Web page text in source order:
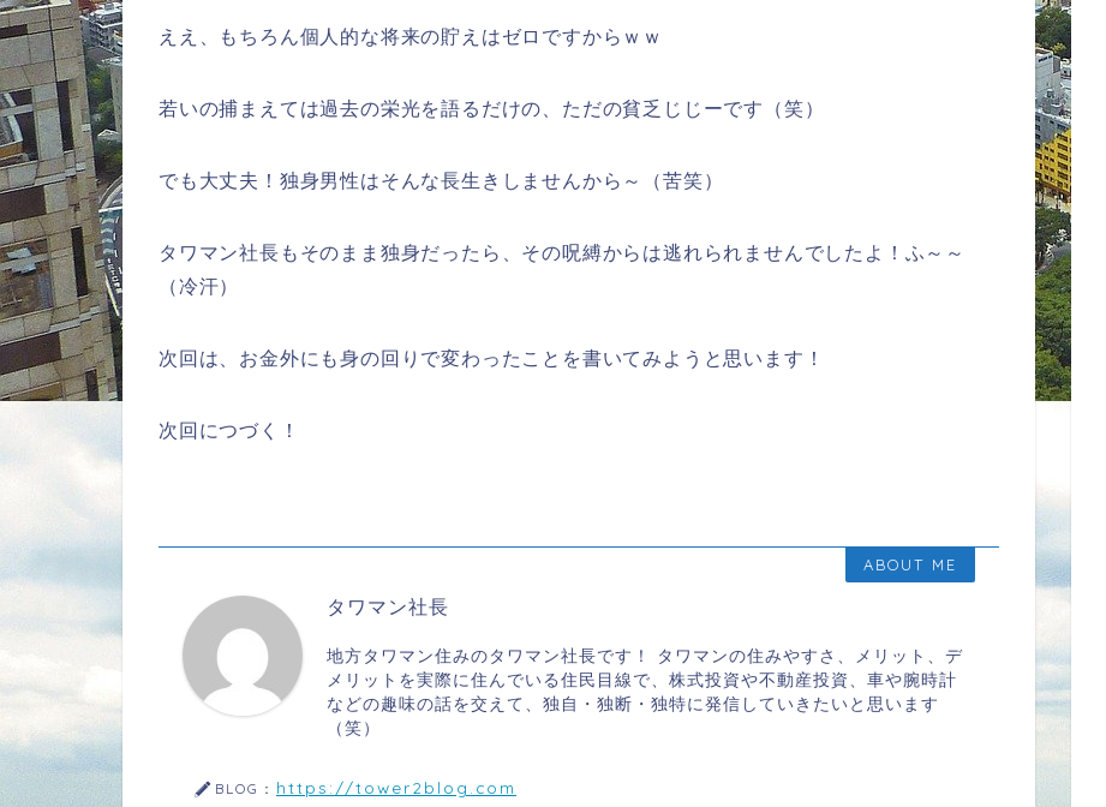
ええ、もちろん個人的な将来の貯えはゼロですからｗｗ
若いの捕まえては過去の栄光を語るだけの、ただの貧乏じじーです（笑）
でも大丈夫！独身男性はそんな長生きしませんから～（苦笑）
タワマン社長もそのまま独身だったら、その呪縛からは逃れられませんでしたよ！ふ～～
（冷汗）
次回は、お金外にも身の回りで変わったことを書いてみようと思います！
次回につづく！
ABOUT ME
タワマン社長
地方タワマン住みのタワマン社長です！ タワマンの住みやすさ、メリット、デ
メリットを実際に住んでいる住民目線で、株式投資や不動産投資、車や腕時計
などの趣味の話を交えて、独自・独断・独特に発信していきたいと思います
（笑）
BLOG： https://tower2blog.com